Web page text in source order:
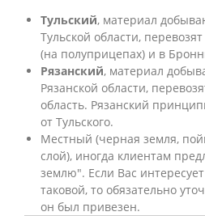
Тульский, материал
Тульской области,
(на полуприцепах) и в
Рязанский, материал
Рязанской области,
область. Рязанский
от Тульского.
Местный (черная земля,
слой), иногда клиентам
землю". Если Вас
таковой, то обязательно
он был привезен.